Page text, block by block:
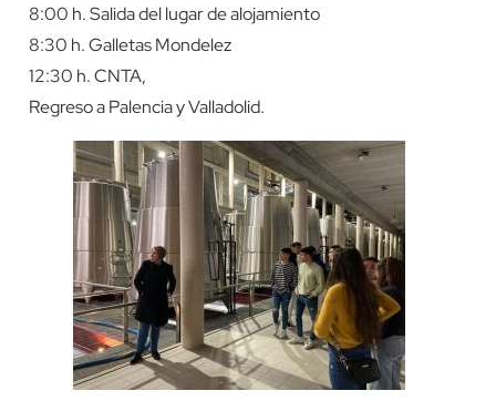
8:00 h. Salida del lugar de alojamiento
8:30 h. Galletas Mondelez
12:30 h. CNTA,
Regreso a Palencia y Valladolid.